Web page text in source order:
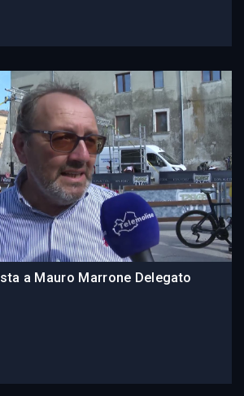
a Mauro Marrone Delegato